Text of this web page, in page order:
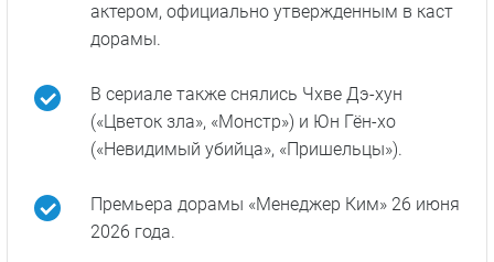
актером, официально утвержденным в каст
дорамы.
В сериале также снялись Чхве Дэ-хун
(«Цветок зла», «Монстр») и Юн Гён-хо
(«Невидимый убийца», «Пришельцы»).
Премьера дорамы «Менеджер Ким» 26 июня
2026 года.